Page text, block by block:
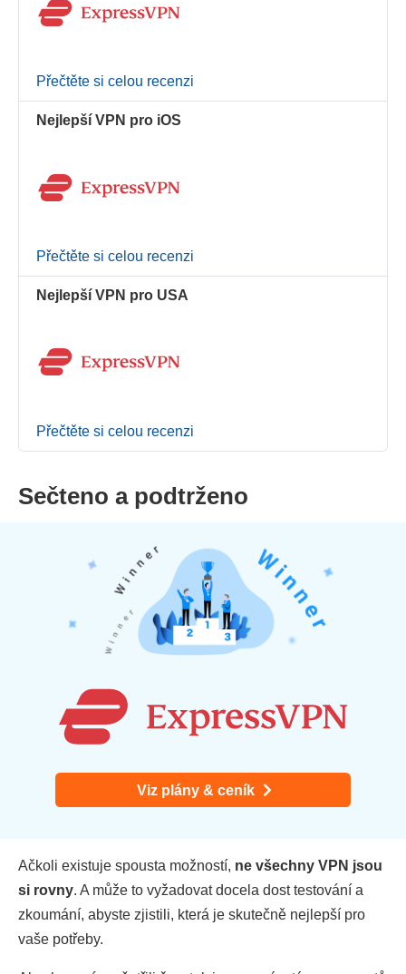
Přečtěte si celou recenzi
Nejlepší VPN pro iOS
Přečtěte si celou recenzi
Nejlepší VPN pro USA
Přečtěte si celou recenzi
Sečteno a podtrženo
Viz plány & ceník
Ačkoli existuje spousta možností, ne všechny VPN jsou
si rovny. A může to vyžadovat docela dost testování a
zkoumání, abyste zjistili, která je skutečně nejlepší pro
vaše potřeby.